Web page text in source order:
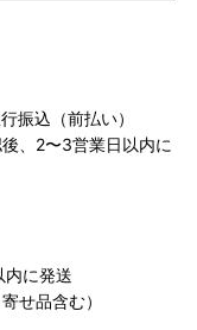
振込（前払い）
、2〜3営業日以内に
内に発送
せ品含む）